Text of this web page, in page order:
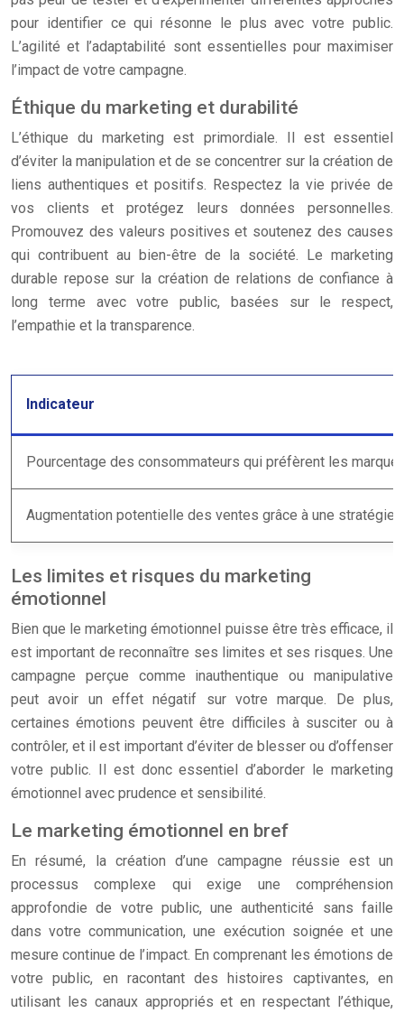
pour identifier ce qui résonne le plus avec votre public.
L’agilité et l’adaptabilité sont essentielles pour maximiser
l’impact de votre campagne.
Éthique du marketing et durabilité
L’éthique du marketing est primordiale. Il est essentiel
d’éviter la manipulation et de se concentrer sur la création de
liens authentiques et positifs. Respectez la vie privée de
vos clients et protégez leurs données personnelles.
Promouvez des valeurs positives et soutenez des causes
qui contribuent au bien-être de la société. Le marketing
durable repose sur la création de relations de confiance à
long terme avec votre public, basées sur le respect,
l’empathie et la transparence.
Indicateur
Pourcentage des consommateurs qui préfèrent les
Augmentation potentielle des ventes grâce à une stratégie
Les limites et risques du marketing
émotionnel
Bien que le marketing émotionnel puisse être très efficace, il
est important de reconnaître ses limites et ses risques. Une
campagne perçue comme inauthentique ou manipulative
peut avoir un effet négatif sur votre marque. De plus,
certaines émotions peuvent être difficiles à susciter ou à
contrôler, et il est important d’éviter de blesser ou d’offenser
votre public. Il est donc essentiel d’aborder le marketing
émotionnel avec prudence et sensibilité.
Le marketing émotionnel en bref
En résumé, la création d’une campagne réussie est un
processus complexe qui exige une compréhension
approfondie de votre public, une authenticité sans faille
dans votre communication, une exécution soignée et une
mesure continue de l’impact. En comprenant les émotions de
votre public, en racontant des histoires captivantes, en
utilisant les canaux appropriés et en respectant l’éthique,